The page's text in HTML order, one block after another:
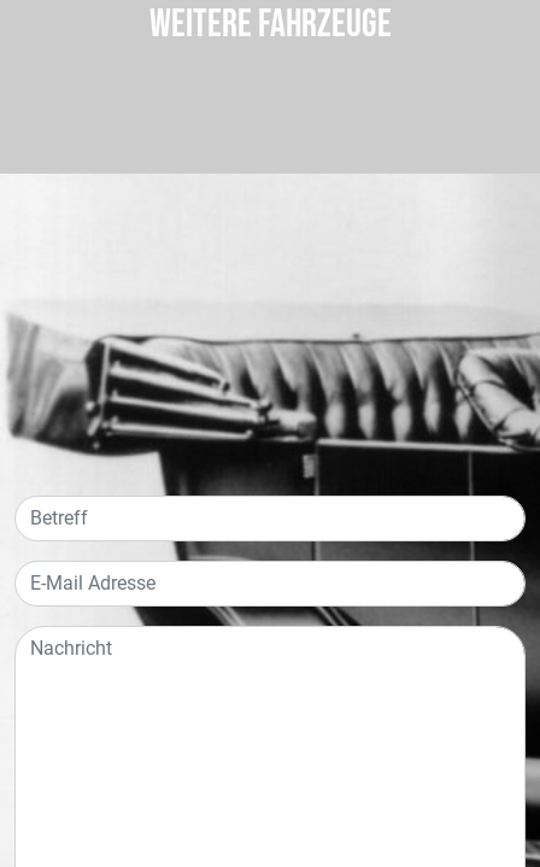
WEITERE FAHRZEUGE